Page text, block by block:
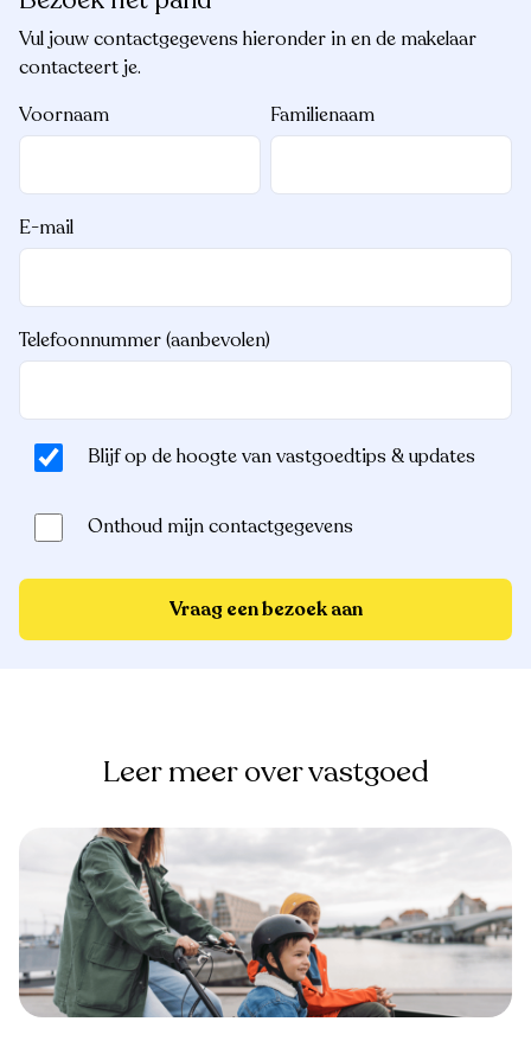
Vul jouw contactgegevens hieronder in en de makelaar
contacteert je.
Voornaam
Familienaam
E-mail
Telefoonnummer (aanbevolen)
Blijf op de hoogte van vastgoedtips & updates
Onthoud mijn contactgegevens
Vraag een bezoek aan
Leer meer over vastgoed